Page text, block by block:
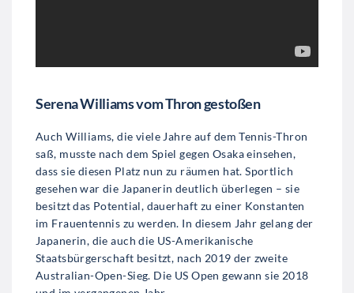
Serena Williams vom Thron gestoßen
Auch Williams, die viele Jahre auf dem Tennis-Thron
saß, musste nach dem Spiel gegen Osaka einsehen,
dass sie diesen Platz nun zu räumen hat. Sportlich
gesehen war die Japanerin deutlich überlegen – sie
besitzt das Potential, dauerhaft zu einer Konstanten
im Frauentennis zu werden. In diesem Jahr gelang der
Japanerin, die auch die US-Amerikanische
Staatsbürgerschaft besitzt, nach 2019 der zweite
Australian-Open-Sieg. Die US Open gewann sie 2018